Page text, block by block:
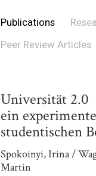
Publications
Peer Review Articles
Universität 2.0
ein
studentischen
Spokoinyi, Irina /
Martin